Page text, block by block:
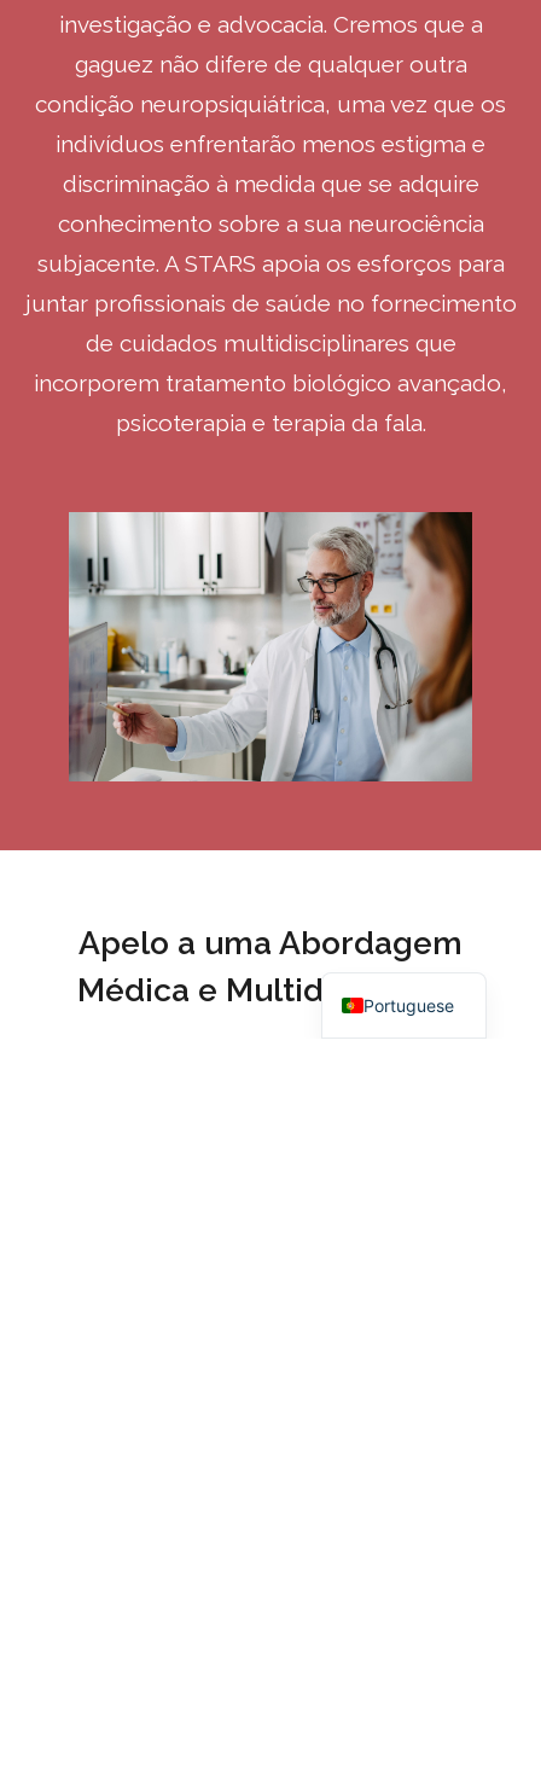
investigação e advocacia. Cremos que a
gaguez não difere de qualquer outra
condição neuropsiquiátrica, uma vez que os
indivíduos enfrentarão menos estigma e
discriminação à medida que se adquire
conhecimento sobre a sua neurociência
subjacente. A STARS apoia os esforços para
juntar profissionais de saúde no fornecimento
de cuidados multidisciplinares que
incorporem tratamento biológico avançado,
psicoterapia e terapia da fala.
Apelo a uma Abordagem
Médica e Multidisciplinar
Portuguese